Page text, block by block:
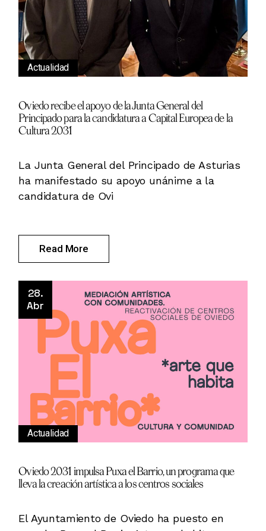
Actualidad
Oviedo recibe el apoyo de la Junta General del
Principado para la candidatura a Capital Europea de la
Cultura 2031
La Junta General del Principado de Asturias
ha manifestado su apoyo unánime a la
candidatura de Ovi
Read More
28.
Abr
Actualidad
Oviedo 2031 impulsa Puxa el Barrio, un programa que
lleva la creación artística a los centros sociales
El Ayuntamiento de Oviedo ha puesto en